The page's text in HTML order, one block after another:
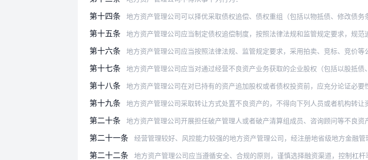
第十四条 地方资产管理公司可以择优采取债权追偿、债权重组（包括以物抵债、修改债务条款、资产置换等）
第十五条 地方资产管理公司应当制定债权追偿制度，按照法律法规和监管规定要求，规范
第十六条 地方资产管理公司应当按照法律法规、监管规定要求，采用拍卖、竞标、竞价等公开转让方式处置不
第十七条 地方资产管理公司应当对通过经营不良资产业务获取的企业股权（包括以股抵债、债权转股权等）、
第十八条 地方资产管理公司在对已持有的资产追加股权或者债权投资前，应充分论证必要性
第十九条 地方资产管理公司采取转让方式处置不良资产的，不得向下列人员或者机构转让
第二十条 地方资产管理公司开展担任破产管理人或者破产清算组成员、咨询顾问等不良资产相关业务时，应建
第二十一条 经营管理较好、风控能力较强的地方资产管理公司，经注册地省级地方金融管
第二十二条 地方资产管理公司应当遵循安全、合规的原则，谨慎选择融资渠道，控制杠杆